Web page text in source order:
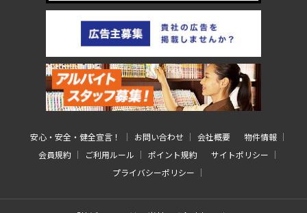
安心・安全・健全宣言！ お問い合わせ 会社概要
物件情報
会員規約
ご利用ルール ポイント規約
サイトポリシー
プライバシーポリシー